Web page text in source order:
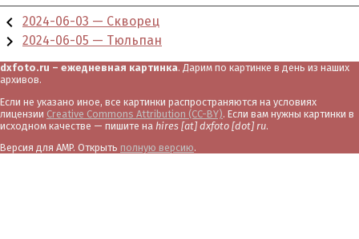
chevron_left 2024-06-03 — Скворец
chevron_right 2024-06-05 — Тюльпан
dxfoto.ru – ежедневная картинка. Дарим по картинке в день из наших
архивов.
Если не указано иное, все картинки распространяются на условиях
лицензии Creative Commons Attribution (CC-BY). Если вам нужны картинки в
исходном качестве — пишите на hires [at] dxfoto [dot] ru.
Версия для AMP. Открыть полную версию.